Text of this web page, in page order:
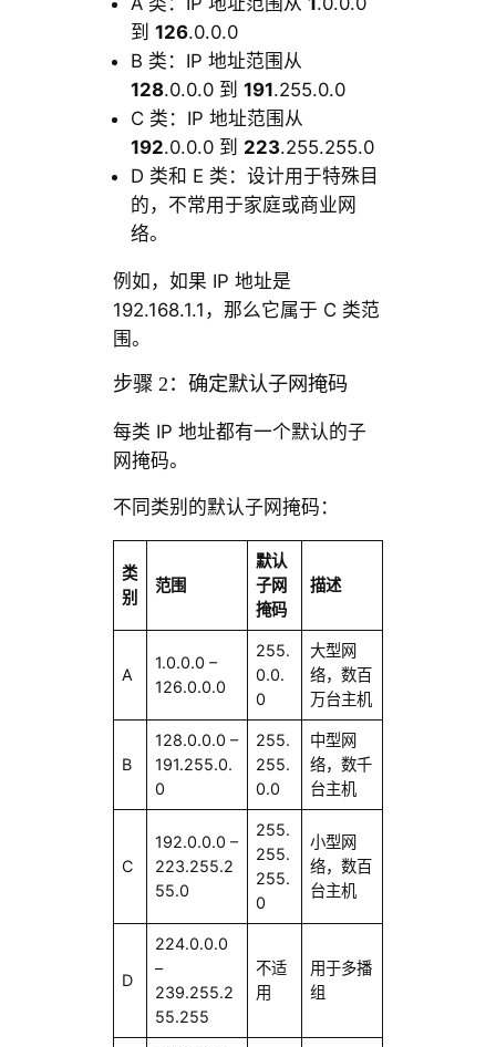
到 126.0.0.0
B 类：IP 地址范围从
128.0.0.0 到 191.255.0.0
C 类：IP 地址范围从
192.0.0.0 到 223.255.255.0
D 类和 E 类：设计用于特殊目
的，不常用于家庭或商业网
络。
例如，如果 IP 地址是
192.168.1.1，那么它属于 C 类范
围。
步骤 2：确定默认子网掩码
每类 IP 地址都有一个默认的子
网掩码。
不同类别的默认子网掩码：
类
别
范围
默认
子网
掩码
描述
A
1.0.0.0 –
126.0.0.0
255.
0.0.
0
大型网
络，数百
万台主机
B
128.0.0.0 –
191.255.0.
0
255.
255.
0.0
中型网
络，数千
台主机
C
192.0.0.0 –
223.255.2
55.0
255.
255.
255.
0
小型网
络，数百
台主机
D
224.0.0.0
–
239.255.2
55.255
不适
用
用于多播
组